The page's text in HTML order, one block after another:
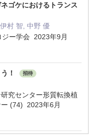
ゴケにおけるトランス
村 智, 中野 優
ー学会 2023年9月
！ 招待
究センター形質転換植
(74) 2023年6月